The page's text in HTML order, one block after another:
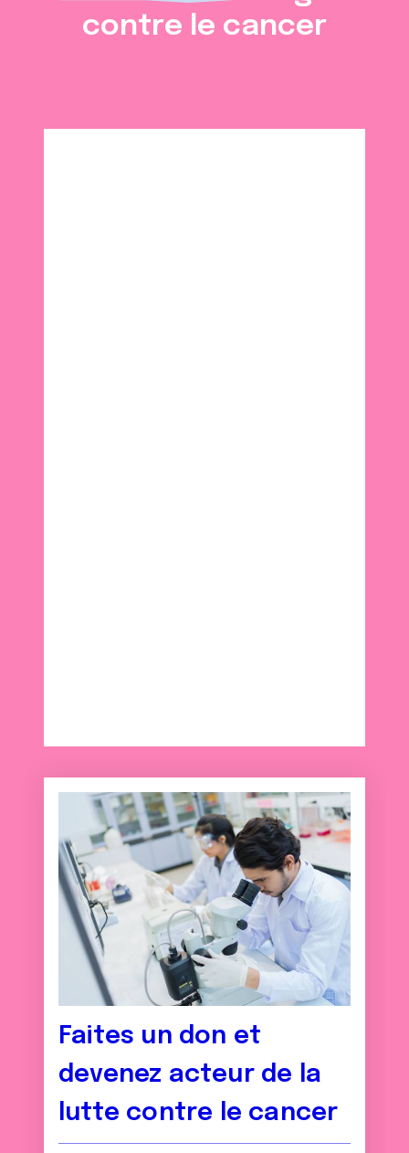
contre le cancer
Faites un don et
devenez acteur de la
lutte contre le cancer